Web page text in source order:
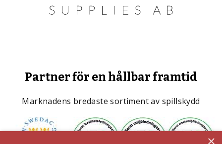
Partner för en hållbar framtid
Marknadens bredaste sortiment av spillskydd